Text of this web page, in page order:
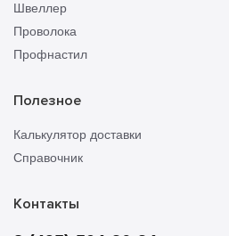
Швеллер
Проволока
Профнастил
Полезное
Калькулятор доставки
Справочник
Контакты